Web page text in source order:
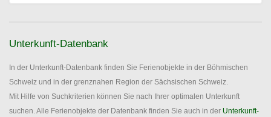
Unterkunft-Datenbank
In der Unterkunft-Datenbank finden Sie Ferienobjekte in der Böhmischen
Schweiz und in der grenznahen Region der Sächsischen Schweiz.
Mit Hilfe von Suchkriterien können Sie nach Ihrer optimalen Unterkunft
suchen. Alle Ferienobjekte der Datenbank finden Sie auch in der Unterkunft-